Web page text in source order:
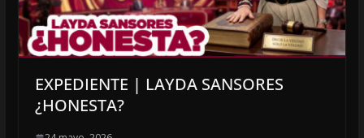
EXPEDIENTE | LAYDA SANSORES
¿HONESTA?